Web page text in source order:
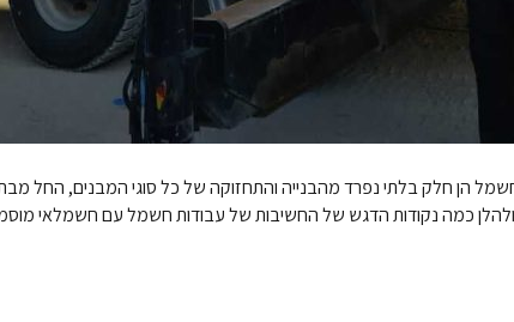
הן חלק בלתי נפרד מהבנייה והתחזוקה של כל סוגי המבנים, החל
כמה נקודות הדגש של החשיבות של עבודות חשמל עם חשמלאי